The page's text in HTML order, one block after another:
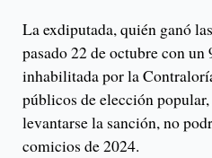
La exdiputada, quién ganó
pasado 22 de octubre con un
inhabilitada por la
públicos de elección
levantarse la sanción, no
comicios de 2024.